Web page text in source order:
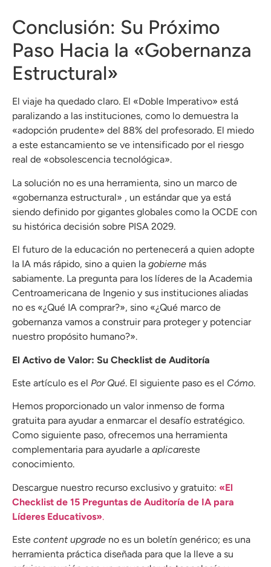
Conclusión: Su Próximo
Paso Hacia la «Gobernanza
Estructural»
El viaje ha quedado claro. El «Doble Imperativo» está
paralizando a las instituciones, como lo demuestra la
«adopción prudente» del 88% del profesorado. El miedo
a este estancamiento se ve intensificado por el riesgo
real de «obsolescencia tecnológica».
La solución no es una herramienta, sino un marco de
«gobernanza estructural» , un estándar que ya está
siendo definido por gigantes globales como la OCDE con
su histórica decisión sobre PISA 2029.
El futuro de la educación no pertenecerá a quien adopte
la IA más rápido, sino a quien la gobierne más
sabiamente. La pregunta para los líderes de la Academia
Centroamericana de Ingenio y sus instituciones aliadas
no es «¿Qué IA comprar?», sino «¿Qué marco de
gobernanza vamos a construir para proteger y potenciar
nuestro propósito humano?».
El Activo de Valor: Su Checklist de Auditoría
Este artículo es el Por Qué. El siguiente paso es el Cómo.
Hemos proporcionado un valor inmenso de forma
gratuita para ayudar a enmarcar el desafío estratégico.
Como siguiente paso, ofrecemos una herramienta
complementaria para ayudarle a aplicareste
conocimiento.
Descargue nuestro recurso exclusivo y gratuito: «El
Checklist de 15 Preguntas de Auditoría de IA para
Líderes Educativos».
Este content upgrade no es un boletín genérico; es una
herramienta práctica diseñada para que la lleve a su